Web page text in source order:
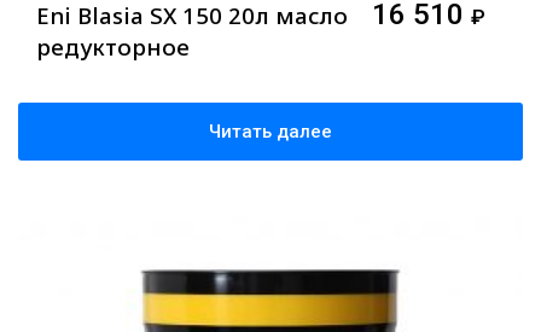
Eni Blasia SX 150 20л масло
редукторное
16 510 ₽
Читать далее